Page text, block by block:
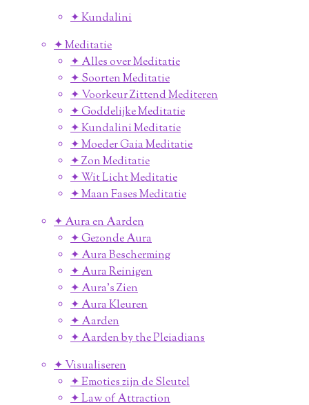
✦ Kundalini
✦ Meditatie
✦ Alles over Meditatie
✦ Soorten Meditatie
✦ Voorkeur Zittend Mediteren
✦ Goddelijke Meditatie
✦ Kundalini Meditatie
✦ Moeder Gaia Meditatie
✦ Zon Meditatie
✦ Wit Licht Meditatie
✦ Maan Fases Meditatie
✦ Aura en Aarden
✦ Gezonde Aura
✦ Aura Bescherming
✦ Aura Reinigen
✦ Aura's Zien
✦ Aura Kleuren
✦ Aarden
✦ Aarden by the Pleiadians
✦ Visualiseren
✦ Emoties zijn de Sleutel
✦ Law of Attraction